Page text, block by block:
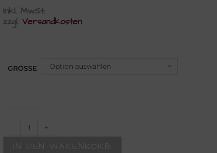
inkl. MwSt.
zzgl.Versandkosten
GRÖSSE Option auswählen
- +